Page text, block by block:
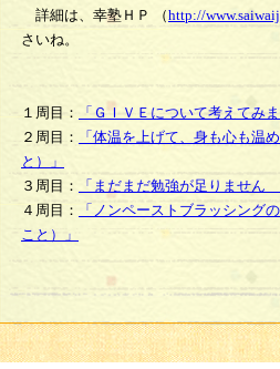
詳細は、幸塾ＨＰ （http://
さいね。
１周目：
「ＧＩＶＥについて考えてみ
２周目：
「体温を上げて、身も心も
と）」
３周目：
「まだまだ勉強が足りません
４周目：
「ノンペーストブラッシン
こと）」